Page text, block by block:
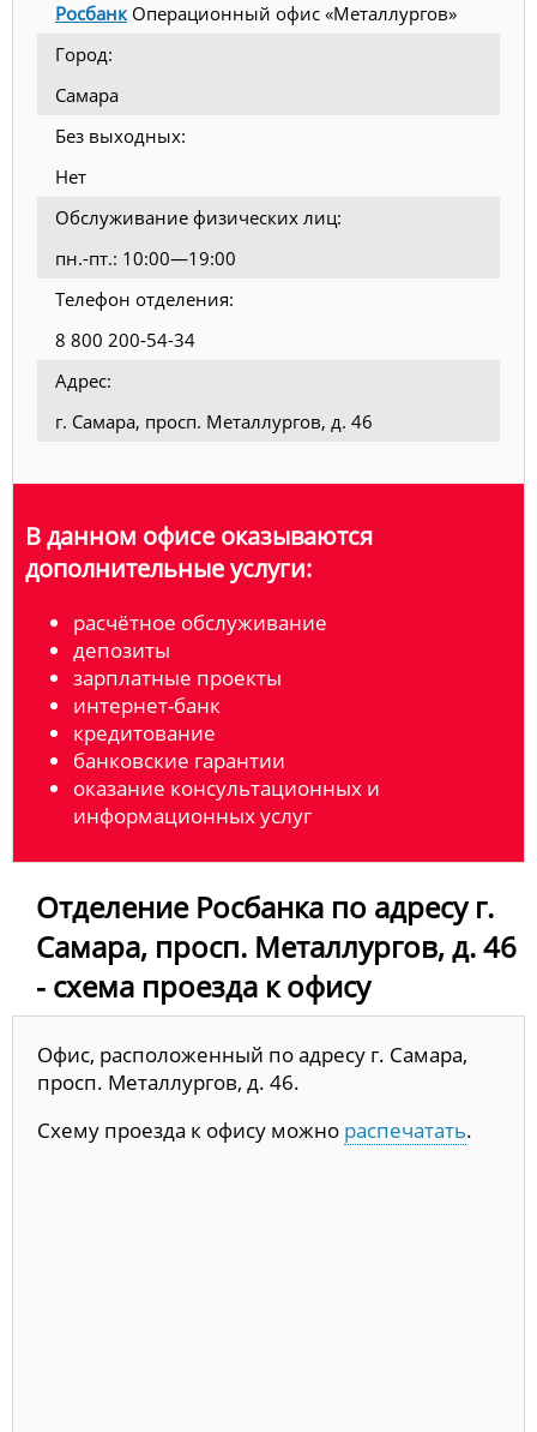
РосбанкОперационный офис «Металлургов»
Город:
Самара
Без выходных:
Нет
Обслуживание физических лиц:
пн.-пт.: 10:00—19:00
Телефон отделения:
8 800 200-54-34
Адрес:
г. Самара, просп. Металлургов, д. 46
В данном офисе оказываются
дополнительные услуги:
расчётное обслуживание
депозиты
зарплатные проекты
интернет-банк
кредитование
банковские гарантии
оказание консультационных и
информационных услуг
Отделение Росбанка по адресу г.
Самара, просп. Металлургов, д. 46
- схема проезда к офису
Офис, расположенный по адресу г. Самара,
просп. Металлургов, д. 46.
Схему проезда к офису можно распечатать.